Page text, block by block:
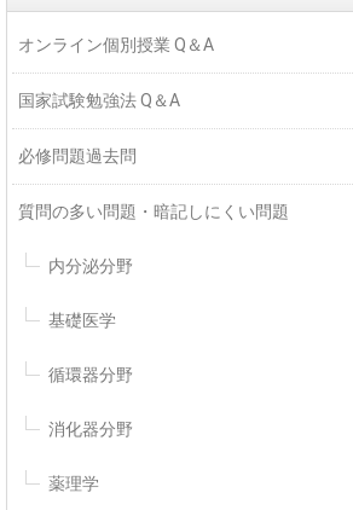
オンライン個別授業 Q＆A
国家試験勉強法 Q＆A
必修問題過去問
質問の多い問題・暗記しにくい問題
内分泌分野
基礎医学
循環器分野
消化器分野
薬理学